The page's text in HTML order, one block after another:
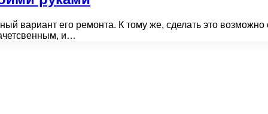
вариант его ремонта. К тому же, сделать это
и…